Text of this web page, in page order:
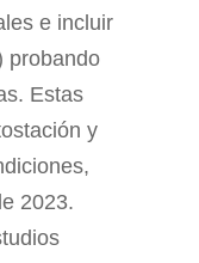
e incluir
probando
Estas
y
2023.